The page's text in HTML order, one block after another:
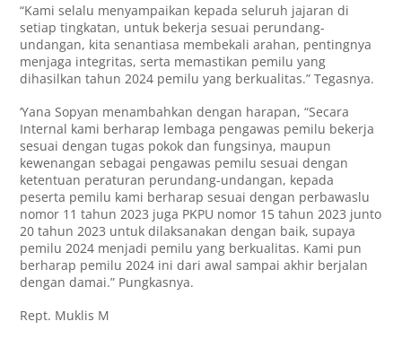
“Kami selalu menyampaikan kepada seluruh jajaran di
setiap tingkatan, untuk bekerja sesuai perundang-
undangan, kita senantiasa membekali arahan, pentingnya
menjaga integritas, serta memastikan pemilu yang
dihasilkan tahun 2024 pemilu yang berkualitas.” Tegasnya.
‘Yana Sopyan menambahkan dengan harapan, “Secara
Internal kami berharap lembaga pengawas pemilu bekerja
sesuai dengan tugas pokok dan fungsinya, maupun
kewenangan sebagai pengawas pemilu sesuai dengan
ketentuan peraturan perundang-undangan, kepada
peserta pemilu kami berharap sesuai dengan perbawaslu
nomor 11 tahun 2023 juga PKPU nomor 15 tahun 2023 junto
20 tahun 2023 untuk dilaksanakan dengan baik, supaya
pemilu 2024 menjadi pemilu yang berkualitas. Kami pun
berharap pemilu 2024 ini dari awal sampai akhir berjalan
dengan damai.” Pungkasnya.
Rept. Muklis M